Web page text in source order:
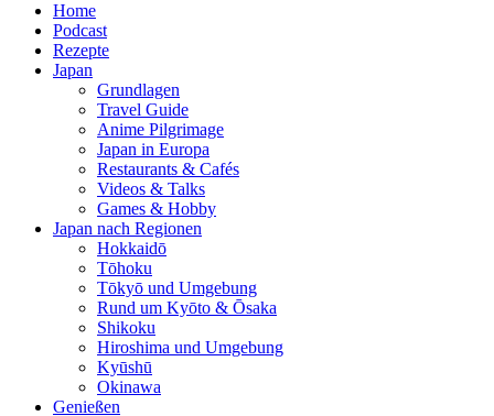
Home
Podcast
Rezepte
Japan
Grundlagen
Travel Guide
Anime Pilgrimage
Japan in Europa
Restaurants & Cafés
Videos & Talks
Games & Hobby
Japan nach Regionen
Hokkaidō
Tōhoku
Tōkyō und Umgebung
Rund um Kyōto & Ōsaka
Shikoku
Hiroshima und Umgebung
Kyūshū
Okinawa
Genießen